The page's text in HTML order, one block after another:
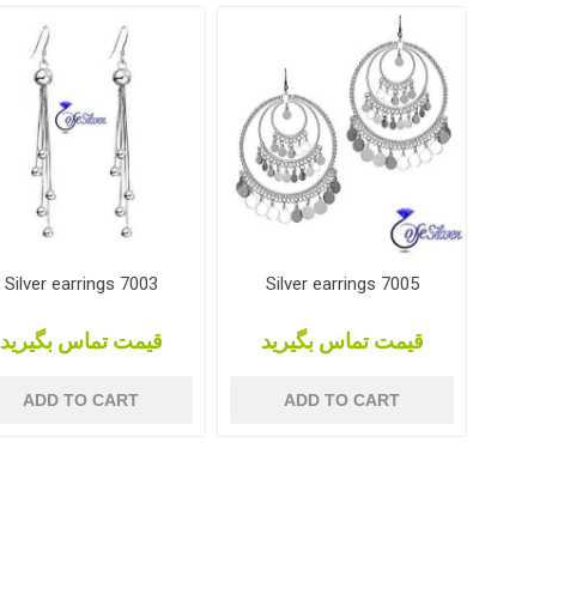
Silver earrings 7003
قیمت تماس بگیرید
ADD TO CART
Silver earrings 7005
قیمت تماس بگیرید
ADD TO CART